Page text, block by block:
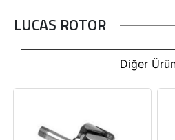
LUCAS ROTOR
Diğer